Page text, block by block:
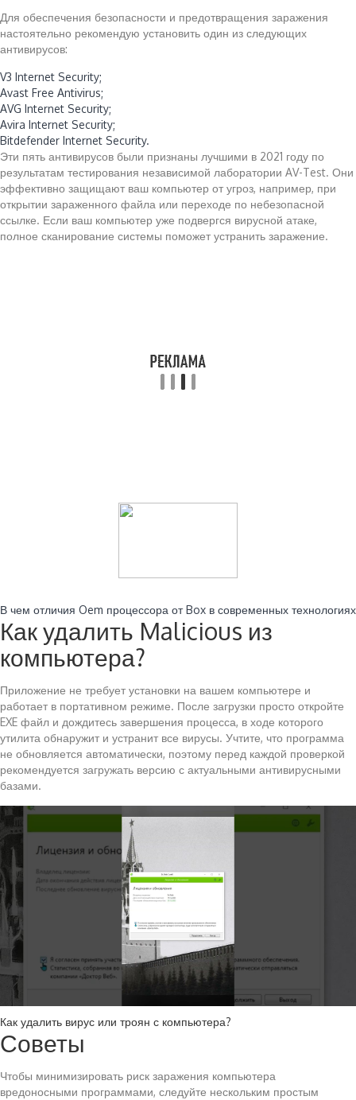
Для обеспечения безопасности и предотвращения заражения
настоятельно рекомендую установить один из следующих
антивирусов:
V3 Internet Security;
Avast Free Antivirus;
AVG Internet Security;
Avira Internet Security;
Bitdefender Internet Security.
Эти пять антивирусов были признаны лучшими в 2021 году по
результатам тестирования независимой лаборатории AV-Test. Они
эффективно защищают ваш компьютер от угроз, например, при
открытии зараженного файла или переходе по небезопасной
ссылке. Если ваш компьютер уже подвергся вирусной атаке,
полное сканирование системы поможет устранить заражение.
В чем отличия Oem процессора от Box в современных технологиях
Как удалить Malicious из
компьютера?
Приложение не требует установки на вашем компьютере и
работает в портативном режиме. После загрузки просто откройте
EXE файл и дождитесь завершения процесса, в ходе которого
утилита обнаружит и устранит все вирусы. Учтите, что программа
не обновляется автоматически, поэтому перед каждой проверкой
рекомендуется загружать версию с актуальными антивирусными
базами.
Как удалить вирус или троян с компьютера?
Советы
Чтобы минимизировать риск заражения компьютера
вредоносными программами, следуйте нескольким простым